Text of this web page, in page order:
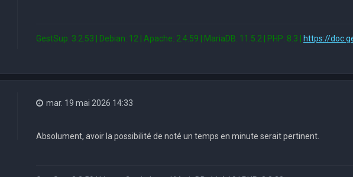
GestSup: 3.2.53 | Debian: 12 | Apache: 2.4.59 | MariaDB: 11.5.2 | PHP: 8.3 | https://
mar. 19 mai 2026 14:33
Absolument, avoir la possibilité de noté un temps en minute serait pertinent.